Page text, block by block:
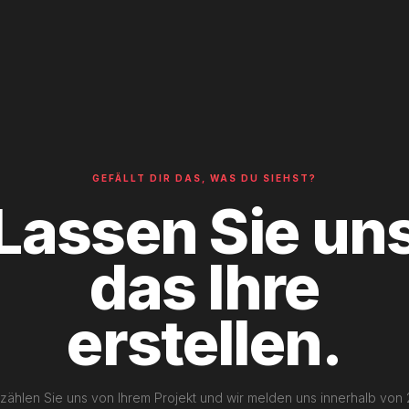
GEFÄLLT DIR DAS, WAS DU SIEHST?
Sie
das Ihre
erstellen.
Sie uns von Ihrem Projekt und wir melden uns innerhalb von